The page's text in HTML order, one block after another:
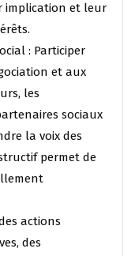
implication et leur
: Participer
et aux
les
sociaux
la voix des
permet de
actions
des